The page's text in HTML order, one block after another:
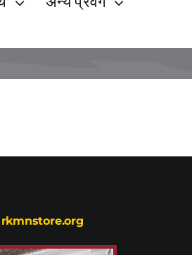
rkmnstore.org